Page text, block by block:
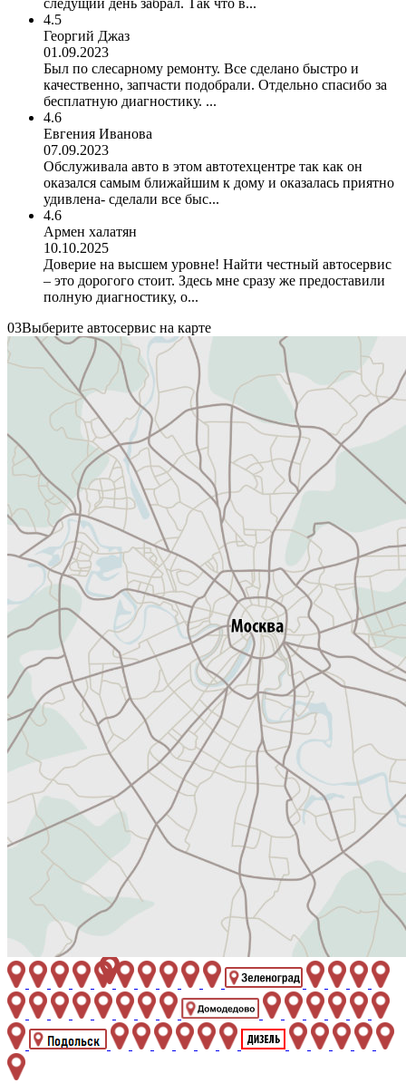
следущий день забрал. Так что в...
4.5
Георгий Джаз
01.09.2023
Был по слесарному ремонту. Все сделано быстро и
качественно, запчасти подобрали. Отдельно спасибо за
бесплатную диагностику. ...
4.6
Евгения Иванова
07.09.2023
Обслуживала авто в этом автотехцентре так как он
оказался самым ближайшим к дому и оказалась приятно
удивлена- сделали все быс...
4.6
Армен халатян
10.10.2025
Доверие на высшем уровне! Найти честный автосервис
– это дорогого стоит. Здесь мне сразу же предоставили
полную диагностику, о...
03Выберите автосервис на карте